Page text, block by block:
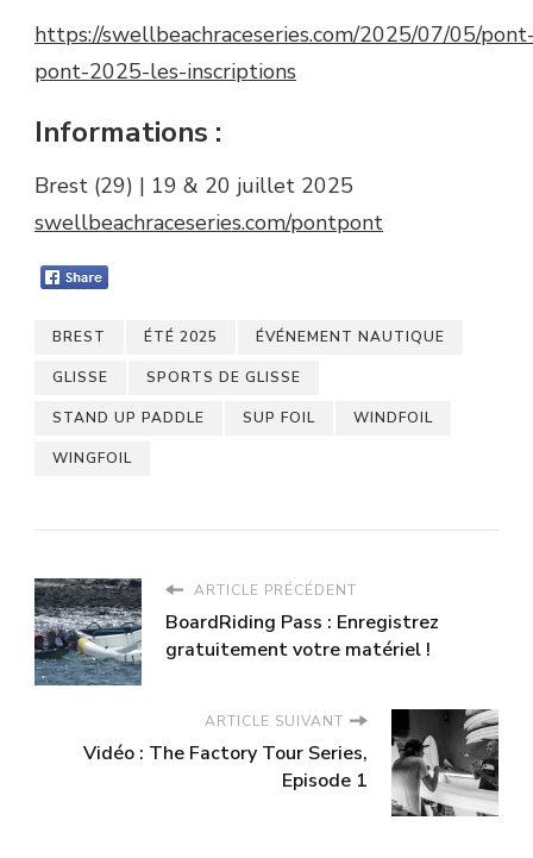
https://swellbeachraceseries.com/2025/07/05/
pont-2025-les-inscriptions
Informations :
Brest (29) | 19 & 20 juillet 2025
swellbeachraceseries.com/pontpont
BREST ÉTÉ 2025 ÉVÉNEMENT NAUTIQUE
GLISSE SPORTS DE GLISSE
STAND UP PADDLE SUP FOIL WINDFOIL
WINGFOIL
ARTICLE PRÉCÉDENT
BoardRiding Pass : Enregistrez
gratuitement votre matériel !
ARTICLE SUIVANT
Vidéo : The Factory Tour Series,
Episode 1